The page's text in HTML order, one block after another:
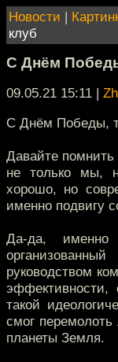
Новости |
клуб
С Днём
09.05.21 15:11 |
С Днём Победы,
Давайте помнить
не только мы,
хорошо, но
именно подвигу
Да-да, именно
руководством
эффективности,
такой
смог
планеты Земля.